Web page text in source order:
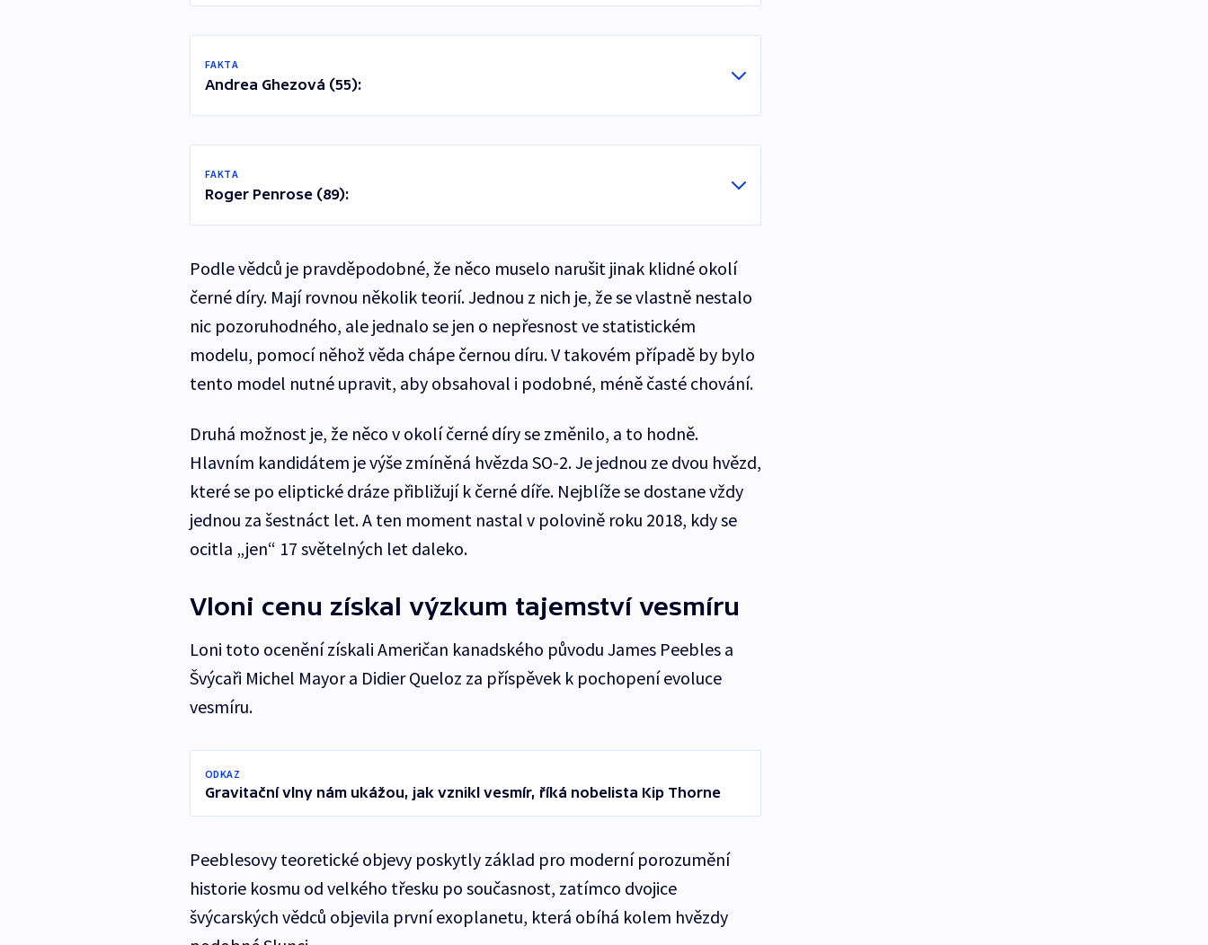
FAKTA
Andrea Ghezová (55):
FAKTA
Roger Penrose (89):
Podle vědců je pravděpodobné, že něco muselo narušit jinak klidné okolí
černé díry. Mají rovnou několik teorií. Jednou z nich je, že se vlastně nestalo
nic pozoruhodného, ale jednalo se jen o nepřesnost ve statistickém
modelu, pomocí něhož věda chápe černou díru. V takovém případě by bylo
tento model nutné upravit, aby obsahoval i podobné, méně časté chování.
Druhá možnost je, že něco v okolí černé díry se změnilo, a to hodně.
Hlavním kandidátem je výše zmíněná hvězda SO-2. Je jednou ze dvou hvězd,
které se po eliptické dráze přibližují k černé díře. Nejblíže se dostane vždy
jednou za šestnáct let. A ten moment nastal v polovině roku 2018, kdy se
ocitla „jen“ 17 světelných let daleko.
Vloni cenu získal výzkum tajemství vesmíru
Loni toto ocenění získali Američan kanadského původu James Peebles a
Švýcaři Michel Mayor a Didier Queloz za příspěvek k pochopení evoluce
vesmíru.
ODKAZ
Gravitační vlny nám ukážou, jak vznikl vesmír, říká nobelista Kip Thorne
Peeblesovy teoretické objevy poskytly základ pro moderní porozumění
historie kosmu od velkého třesku po současnost, zatímco dvojice
švýcarských vědců objevila první exoplanetu, která obíhá kolem hvězdy